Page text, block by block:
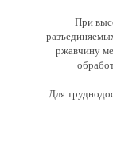
При
ржавчину
Для